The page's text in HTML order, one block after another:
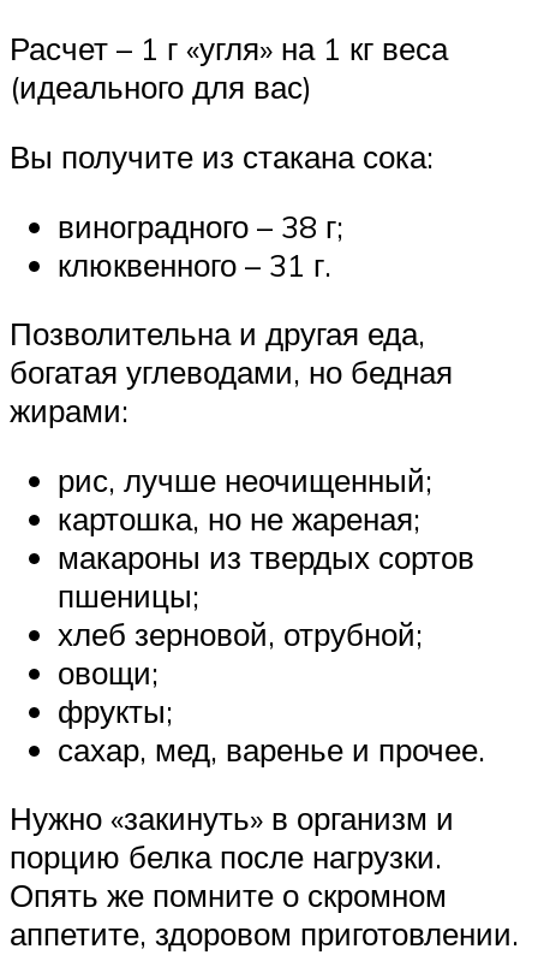
Расчет – 1 г «угля» на 1 кг веса
(идеального для вас)
Вы получите из стакана сока:
виноградного – 38 г;
клюквенного – 31 г.
Позволительна и другая еда,
богатая углеводами, но бедная
жирами:
рис, лучше неочищенный;
картошка, но не жареная;
макароны из твердых сортов
пшеницы;
хлеб зерновой, отрубной;
овощи;
фрукты;
сахар, мед, варенье и прочее.
Нужно «закинуть» в организм и
порцию белка после нагрузки.
Опять же помните о скромном
аппетите, здоровом приготовлении.